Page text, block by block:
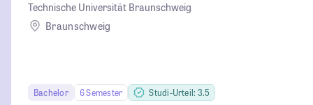
Technische Universität Braunschweig
Braunschweig
Bachelor 6 Semester
Studi-Urteil: 3.5